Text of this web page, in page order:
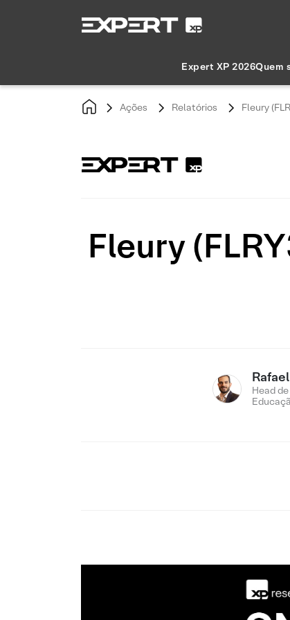
Expert XP 2026Quem
Ações Relatórios Fleury
Fleury
Head